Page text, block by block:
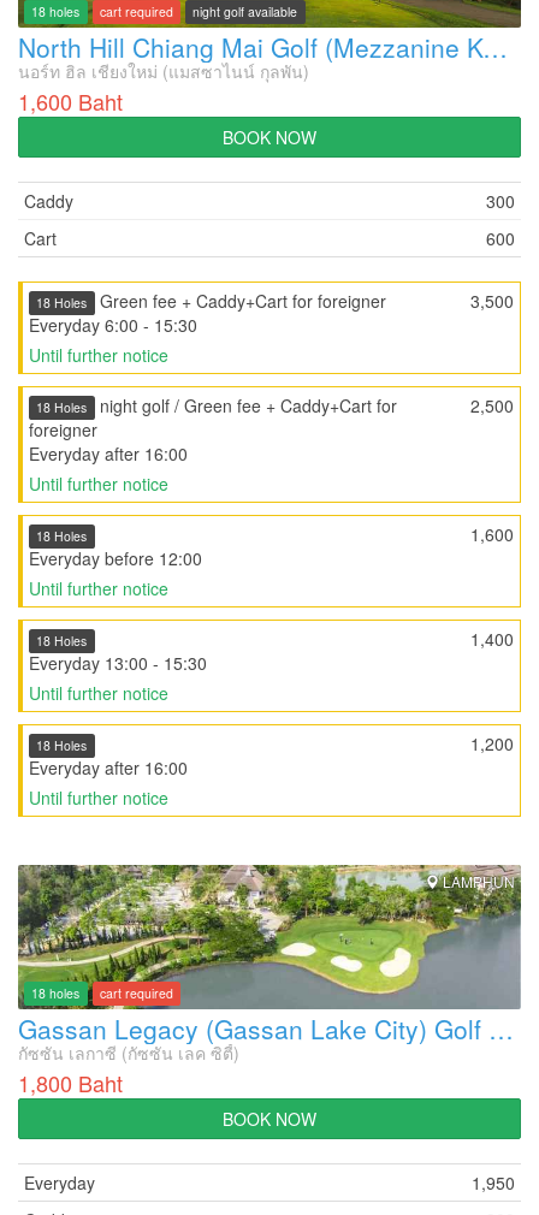
18 holes cart required night golf available
North Hill Chiang Mai Golf (Mezzanine Koolpunt)
นอร์ท ฮิล เชียงใหม่ (แมสซาไนน์ กุลพัน)
1,600 Baht
BOOK NOW
Caddy
300
Cart
600
3,500
18 Holes Green fee + Caddy+Cart for foreigner
Everyday 6:00 - 15:30
Until further notice
2,500
18 Holes night golf / Green fee + Caddy+Cart for
foreigner
Everyday after 16:00
Until further notice
1,600
18 Holes
Everyday before 12:00
Until further notice
1,400
18 Holes
Everyday 13:00 - 15:30
Until further notice
1,200
18 Holes
Everyday after 16:00
Until further notice
LAMPHUN
18 holes cart required
Gassan Legacy (Gassan Lake City) Golf Course
กัซซัน เลกาซี (กัซซัน เลค ซิตี้)
1,800 Baht
BOOK NOW
Everyday
1,950